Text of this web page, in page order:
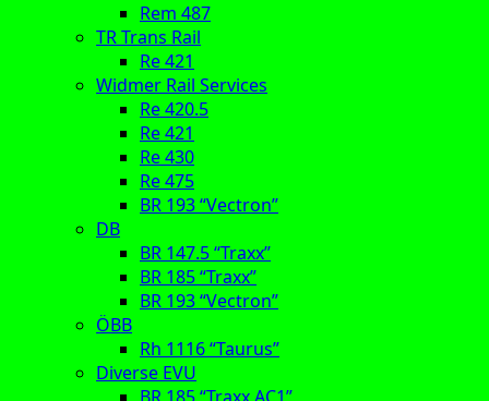
Rem 487
TR Trans Rail
Re 421
Widmer Rail Services
Re 420.5
Re 421
Re 430
Re 475
BR 193 “Vectron”
DB
BR 147.5 “Traxx”
BR 185 “Traxx”
BR 193 “Vectron”
ÖBB
Rh 1116 “Taurus”
Diverse EVU